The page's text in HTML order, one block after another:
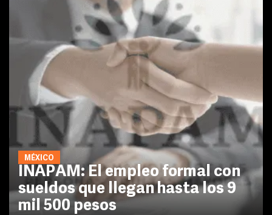
MÉXICO
INAPAM: El empleo formal con
sueldos que llegan hasta los 9
mil 500 pesos